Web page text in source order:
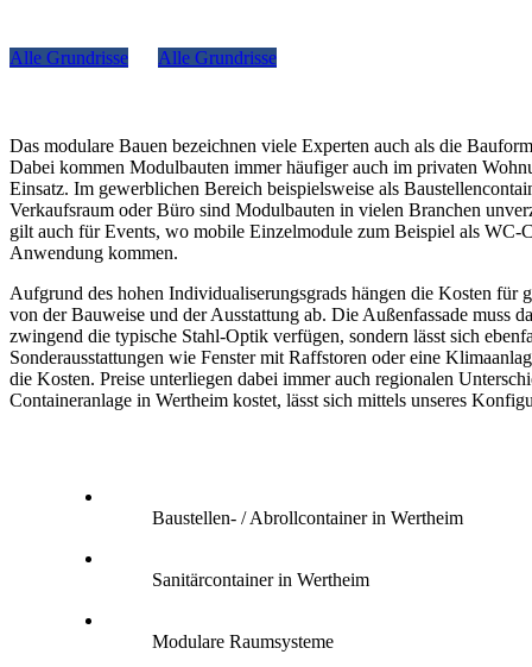
Alle Grundrisse Alle Grundrisse
Das modulare Bauen bezeichnen viele Experten auch als die
Dabei kommen Modulbauten immer häufiger auch im privaten
Einsatz. Im gewerblichen Bereich beispielsweise als
Verkaufsraum oder Büro sind Modulbauten in vielen Branchen
gilt auch für Events, wo mobile Einzelmodule zum Beispiel als WC-
Anwendung kommen.
Aufgrund des hohen Individualiserungsgrads hängen die Kosten für
von der Bauweise und der Ausstattung ab. Die Außenfassade muss
zwingend die typische Stahl-Optik verfügen, sondern lässt sich
Sonderausstattungen wie Fenster mit Raffstoren oder eine
die Kosten. Preise unterliegen dabei immer auch regionalen
Containeranlage in Wertheim kostet, lässt sich mittels unseres
Baustellen- / Abrollcontainer in Wertheim
Sanitärcontainer in Wertheim
Modulare Raumsysteme